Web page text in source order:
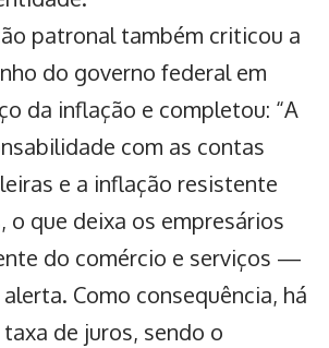
patronal também criticou a
do governo federal em
da inflação e completou: “A
com as contas
e a inflação resistente
o que deixa os empresários
do comércio e serviços —
Como consequência, há
de juros, sendo o